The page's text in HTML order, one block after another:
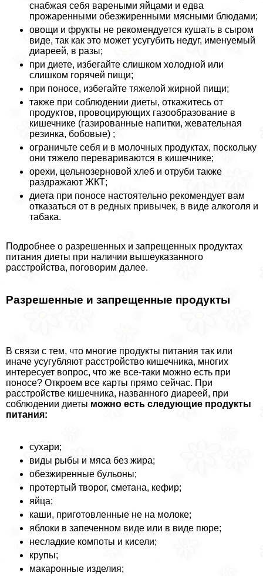
снабжая себя вареными яйцами и едва
прожаренными обезжиренными мясными блюдами;
овощи и фрукты не рекомендуется кушать в сыром
виде, так как это может усугубить недуг, именуемый
диареей, в разы;
при диете, избегайте слишком холодной или
слишком горячей пищи;
при поносе, избегайте тяжелой жирной пищи;
также при соблюдении диеты, откажитесь от
продуктов, провоцирующих газообразование в
кишечнике (газированные напитки, жевательная
резинка, бобовые) ;
ограничьте себя и в молочных продуктах, поскольку
они тяжело перевариваются в кишечнике;
орехи, цельнозерновой хлеб и отруби также
раздражают ЖКТ;
диета при поносе настоятельно рекомендует вам
отказаться от в редных привычек, в виде алкоголя и
табака.
Подробнее о разрешенных и запрещенных продуктах
питания диеты при наличии вышеуказанного
расстройства, поговорим далее.
Разрешенные и запрещенные продукты
В связи с тем, что многие продукты питания так или
иначе усугубляют расстройство кишечника, многих
интересует вопрос, что же все-таки можно есть при
поносе? Откроем все карты прямо сейчас. При
расстройстве кишечника, названного диареей, при
соблюдении диеты можно есть следующие продукты
питания:
сухари;
виды рыбы и мяса без жира;
обезжиренные бульоны;
протертый творог, сметана, кефир;
яйца;
каши, приготовленные не на молоке;
яблоки в запеченном виде или в виде пюре;
несладкие компоты и кисели;
крупы;
макаронные изделия;